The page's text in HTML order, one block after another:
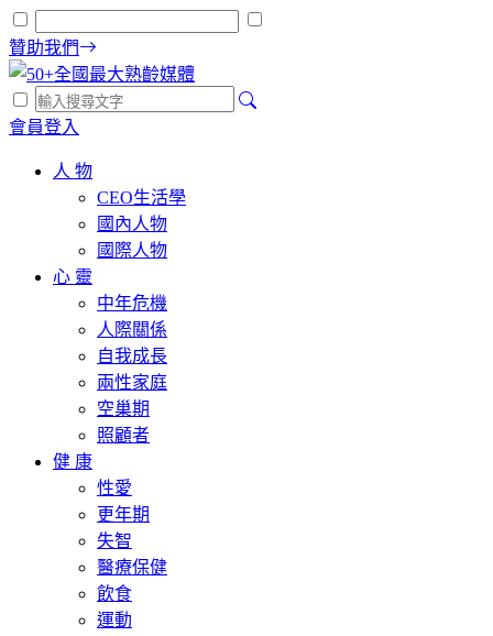
贊助我們
會員登入
人 物
CEO生活學
國內人物
國際人物
心 靈
中年危機
人際關係
自我成長
兩性家庭
空巢期
照顧者
健 康
性愛
更年期
失智
醫療保健
飲食
運動